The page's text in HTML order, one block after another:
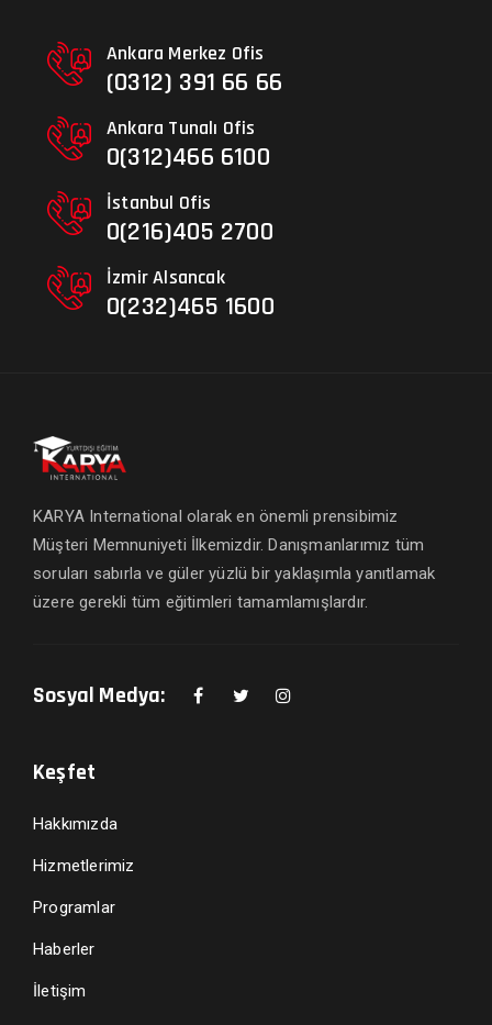
Ankara Merkez Ofis
(0312) 391 66 66
Ankara Tunalı Ofis
0(312)466 6100
İstanbul Ofis
0(216)405 2700
İzmir Alsancak
0(232)465 1600
KARYA International olarak en önemli prensibimiz
Müşteri Memnuniyeti İlkemizdir. Danışmanlarımız tüm
soruları sabırla ve güler yüzlü bir yaklaşımla yanıtlamak
üzere gerekli tüm eğitimleri tamamlamışlardır.
Sosyal Medya:
Keşfet
Hakkımızda
Hizmetlerimiz
Programlar
Haberler
İletişim